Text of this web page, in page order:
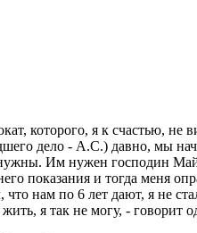
которого, я к счастью, не
дело - А.С.) давно, мы
Им нужен господин Май.
показания и тогда меня
нам по 6 лет дают, я не
я так не могу, - говорит